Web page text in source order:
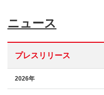
ニュース
プレスリリース
2026年